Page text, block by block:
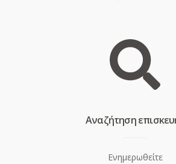
Aναζήτηση
Ενημερωθείτε